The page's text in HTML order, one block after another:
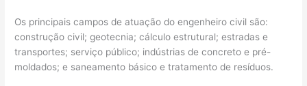
Os principais campos de atuação do engenheiro civil são:
construção civil; geotecnia; cálculo estrutural; estradas e
transportes; serviço público; indústrias de concreto e pré-
moldados; e saneamento básico e tratamento de resíduos.